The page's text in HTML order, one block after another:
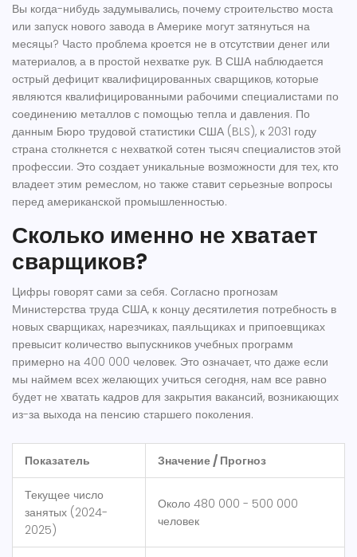
Вы когда-нибудь задумывались, почему строительство моста
или запуск нового завода в Америке могут затянуться на
месяцы? Часто проблема кроется не в отсутствии денег или
материалов, а в простой нехватке рук. В США наблюдается
острый дефицит квалифицированных сварщиков, которые
являются квалифицированными рабочими специалистами по
соединению металлов с помощью тепла и давления. По
данным Бюро трудовой статистики США (BLS), к 2031 году
страна столкнется с нехваткой сотен тысяч специалистов этой
профессии. Это создает уникальные возможности для тех, кто
владеет этим ремеслом, но также ставит серьезные вопросы
перед американской промышленностью.
Сколько именно не хватает
сварщиков?
Цифры говорят сами за себя. Согласно прогнозам
Министерства труда США, к концу десятилетия потребность в
новых сварщиках, нарезчиках, паяльщиках и припоевщиках
превысит количество выпускников учебных программ
примерно на 400 000 человек. Это означает, что даже если
мы наймем всех желающих учиться сегодня, нам все равно
будет не хватать кадров для закрытия вакансий, возникающих
из-за выхода на пенсию старшего поколения.
Показатель Значение / Прогноз
Текущее число
занятых (2024-
2025)
Около 480 000 - 500 000
человек